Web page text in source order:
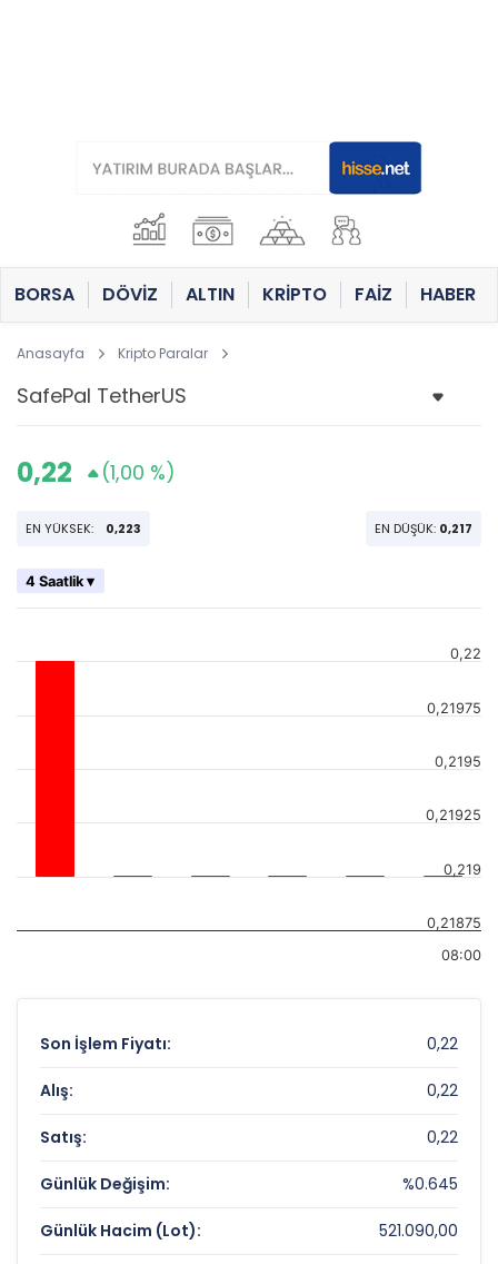
BORSA DÖVİZ ALTIN KRİPTO FAİZ HABER
Anasayfa Kripto Paralar
0,22 (1,00 %)
EN YÜKSEK: 0,223 EN DÜŞÜK: 0,217
4 Saatlik ▾
08:00
0,21875
0,219
0,21925
0,2195
0,21975
0,22
Son İşlem Fiyatı: 0,22
Alış: 0,22
Satış: 0,22
Günlük Değişim: %0.645
Günlük Hacim (Lot): 521.090,00